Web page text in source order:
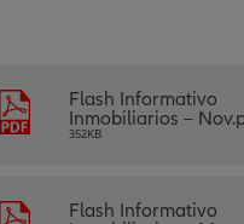
Flash Informativo
Inmobiliarios –
352KB
Flash Informativo